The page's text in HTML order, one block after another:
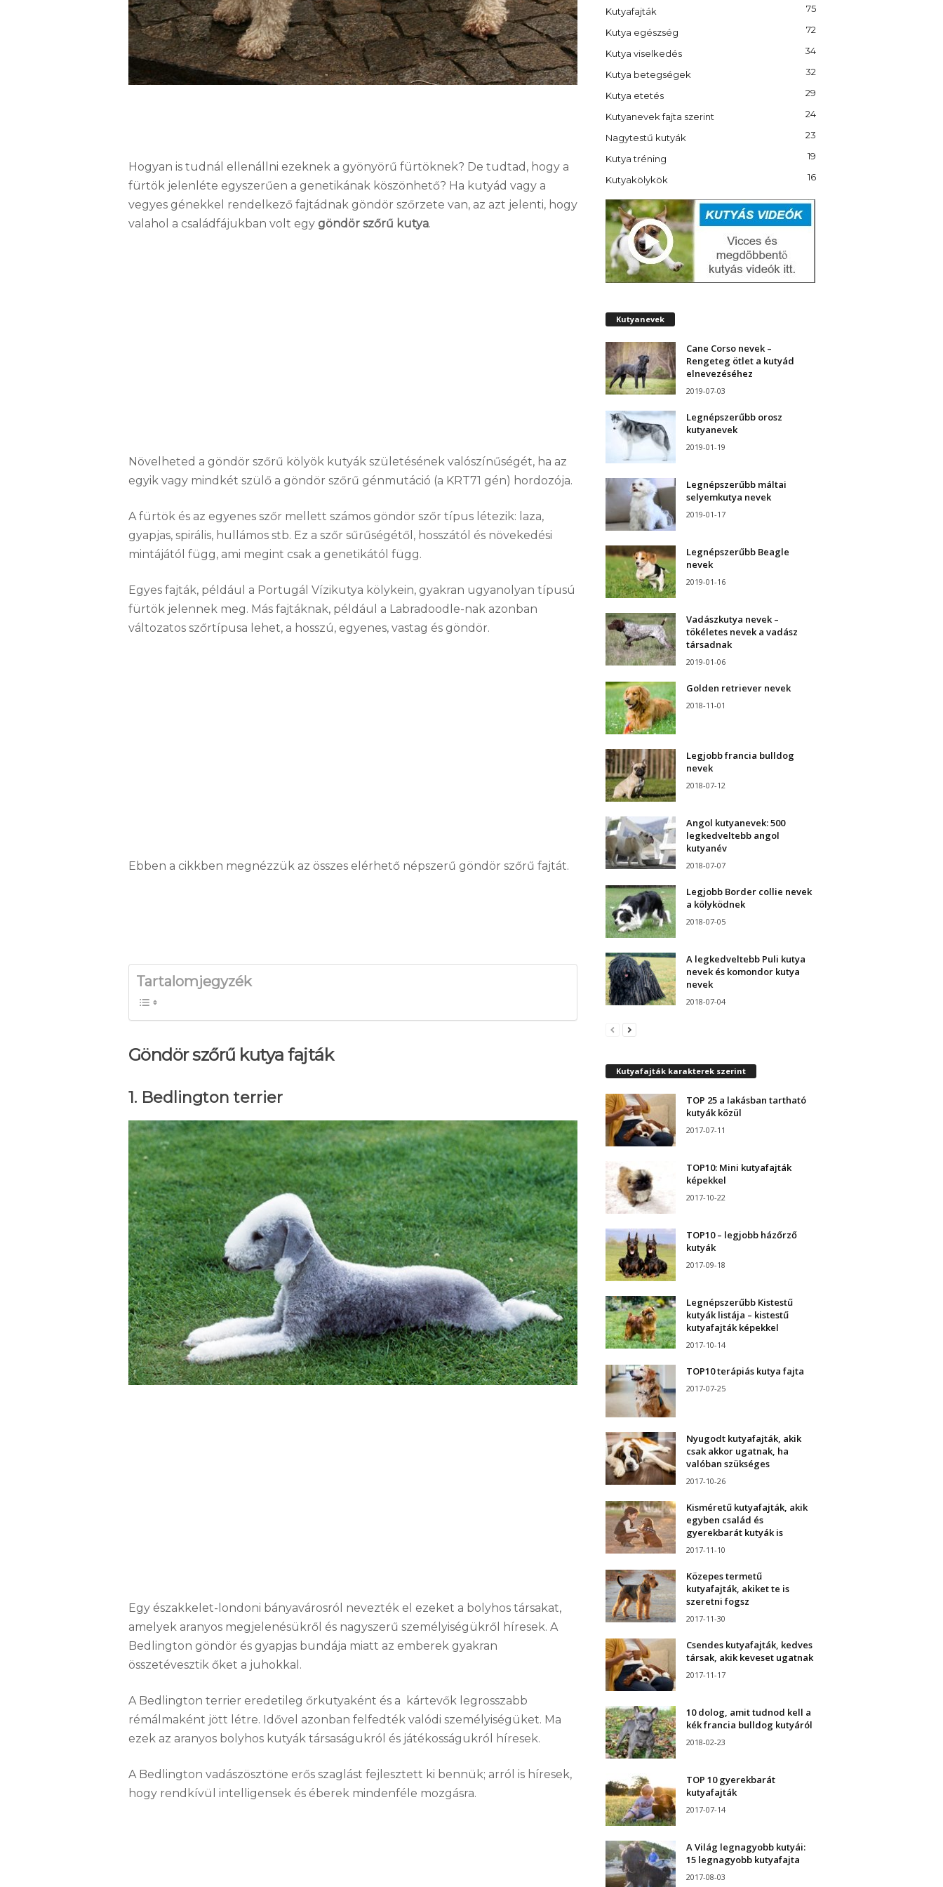
Hogyan is tudnál ellenállni ezeknek a gyönyörű fürtöknek? De tudtad, hogy a
fürtök jelenléte egyszerűen a genetikának köszönhető? Ha kutyád vagy a
vegyes génekkel rendelkező fajtádnak göndör szőrzete van, az azt jelenti, hogy
valahol a családfájukban volt egy göndör szőrű kutya.
Növelheted a göndör szőrű kölyök kutyák születésének valószínűségét, ha az
egyik vagy mindkét szülő a göndör szőrű génmutáció (a KRT71 gén) hordozója.
A fürtök és az egyenes szőr mellett számos göndör szőr típus létezik: laza,
gyapjas, spirális, hullámos stb. Ez a szőr sűrűségétől, hosszától és növekedési
mintájától függ, ami megint csak a genetikától függ.
Egyes fajták, például a Portugál Vízikutya kölykein, gyakran ugyanolyan típusú
fürtök jelennek meg. Más fajtáknak, például a Labradoodle-nak azonban
változatos szőrtípusa lehet, a hosszú, egyenes, vastag és göndör.
Ebben a cikkben megnézzük az összes elérhető népszerű göndör szőrű fajtát.
Tartalomjegyzék
Göndör szőrű kutya fajták
1. Bedlington terrier
Egy északkelet-londoni bányavárosról nevezték el ezeket a bolyhos társakat,
amelyek aranyos megjelenésükről és nagyszerű személyiségükről híresek. A
Bedlington göndör és gyapjas bundája miatt az emberek gyakran
összetévesztik őket a juhokkal.
A Bedlington terrier eredetileg őrkutyaként és a kártevők legrosszabb
rémálmaként jött létre. Idővel azonban felfedték valódi személyiségüket. Ma
ezek az aranyos bolyhos kutyák társaságukról és játékosságukról híresek.
A Bedlington vadászösztöne erős szaglást fejlesztett ki bennük; arról is híresek,
hogy rendkívül intelligensek és éberek mindenféle mozgásra.
Kutyafajták 75
Kutya egészség 72
Kutya viselkedés 34
Kutya betegségek 32
Kutya etetés 29
Kutyanevek fajta szerint 24
Nagytestű kutyák 23
Kutya tréning 19
Kutyakölykök 16
Kutyanevek
Cane Corso nevek –
Rengeteg ötlet a kutyád
elnevezéséhez
2019-07-03
Legnépszerűbb orosz
kutyanevek
2019-01-19
Legnépszerűbb máltai
selyemkutya nevek
2019-01-17
Legnépszerűbb Beagle
nevek
2019-01-16
Vadászkutya nevek –
tökéletes nevek a vadász
társadnak
2019-01-06
Golden retriever nevek
2018-11-01
Legjobb francia bulldog
nevek
2018-07-12
Angol kutyanevek: 500
legkedveltebb angol
kutyanév
2018-07-07
Legjobb Border collie nevek
a kölyködnek
2018-07-05
A legkedveltebb Puli kutya
nevek és komondor kutya
nevek
2018-07-04
Kutyafajták karakterek szerint
TOP 25 a lakásban tartható
kutyák közül
2017-07-11
TOP10: Mini kutyafajták
képekkel
2017-10-22
TOP10 – legjobb házőrző
kutyák
2017-09-18
Legnépszerűbb Kistestű
kutyák listája – kistestű
kutyafajták képekkel
2017-10-14
TOP10 terápiás kutya fajta
2017-07-25
Nyugodt kutyafajták, akik
csak akkor ugatnak, ha
valóban szükséges
2017-10-26
Kisméretű kutyafajták, akik
egyben család és
gyerekbarát kutyák is
2017-11-10
Közepes termetű
kutyafajták, akiket te is
szeretni fogsz
2017-11-30
Csendes kutyafajták, kedves
társak, akik keveset ugatnak
2017-11-17
10 dolog, amit tudnod kell a
kék francia bulldog kutyáról
2018-02-23
TOP 10 gyerekbarát
kutyafajták
2017-07-14
A Világ legnagyobb kutyái:
15 legnagyobb kutyafajta
2017-08-03